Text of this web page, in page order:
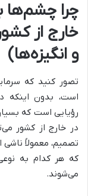
چرا چشم‌ها
خارج از
و انگیزه‌ها)
تصور کنید که
است، بدون اینکه
رؤیایی است که
در خارج از کشور
تصمیم، معمولاً
که هر کدام به
می‌شوند.